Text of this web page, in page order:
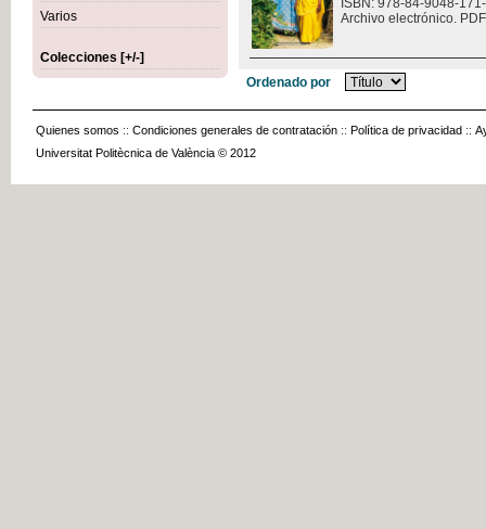
Varios
Colecciones [+/-]
ISBN: 978-84-9048-
Archivo electrónico.
Ordenado por
Quienes somos :: Condiciones generales de contratación :: Política de privacidad ::
Universitat Politècnica de València © 2012